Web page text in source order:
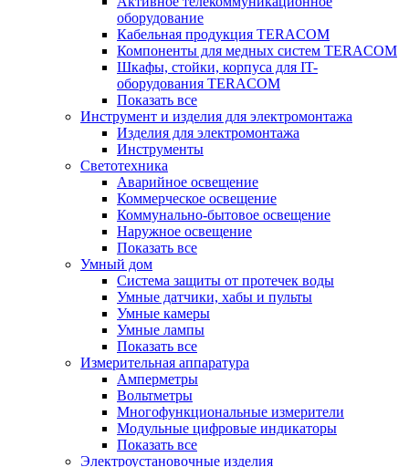
оборудование
Кабельная продукция TERACOM
Компоненты для медных систем TERACOM
Шкафы, стойки, корпуса для IT-
оборудования TERACOM
Показать все
Инструмент и изделия для электромонтажа
Изделия для электромонтажа
Инструменты
Светотехника
Аварийное освещение
Коммерческое освещение
Коммунально-бытовое освещение
Наружное освещение
Показать все
Умный дом
Система защиты от протечек воды
Умные датчики, хабы и пульты
Умные камеры
Умные лампы
Показать все
Измерительная аппаратура
Амперметры
Вольтметры
Многофункциональные измерители
Модульные цифровые индикаторы
Показать все
Электроустановочные изделия